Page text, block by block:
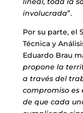
involucrada”.
Por su parte, el
Técnica y
Eduardo Brau
propone la
a través del
compromiso es
de que cada